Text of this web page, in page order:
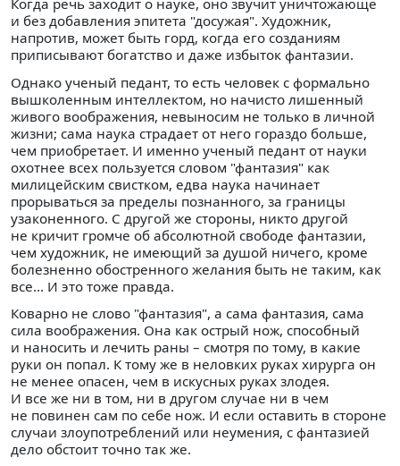
Когда речь заходит о науке, оно звучит уничтожающе
и без добавления эпитета "досужая". Художник,
напротив, может быть горд, когда его созданиям
приписывают богатство и даже избыток фантазии.
Однако ученый педант, то есть человек с формально
вышколенным интеллектом, но начисто лишенный
живого воображения, невыносим не только в личной
жизни; сама наука страдает от него гораздо больше,
чем приобретает. И именно ученый педант от науки
охотнее всех пользуется словом "фантазия" как
милицейским свистком, едва наука начинает
прорываться за пределы познанного, за границы
узаконенного. С другой же стороны, никто другой
не кричит громче об абсолютной свободе фантазии,
чем художник, не имеющий за душой ничего, кроме
болезненно обостренного желания быть не таким, как
все... И это тоже правда.
Коварно не слово "фантазия", а сама фантазия, сама
сила воображения. Она как острый нож, способный
и наносить и лечить раны – смотря по тому, в какие
руки он попал. К тому же в неловких руках хирурга он
не менее опасен, чем в искусных руках злодея.
И все же ни в том, ни в другом случае ни в чем
не повинен сам по себе нож. И если оставить в стороне
случаи злоупотреблений или неумения, с фантазией
дело обстоит точно так же.